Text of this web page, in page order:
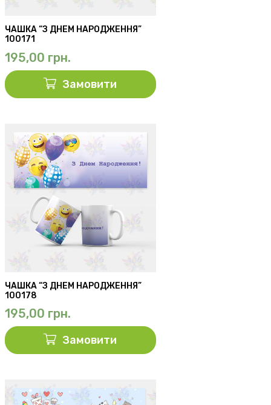
ЧАШКА “З ДНЕМ НАРОДЖЕННЯ”
100171
195,00 грн.
Замовити
ЧАШКА “З ДНЕМ НАРОДЖЕННЯ”
100178
195,00 грн.
Замовити